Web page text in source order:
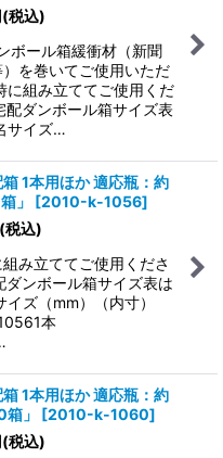
(税込)
ール箱緩衝材（新聞
を巻いてご使用いただ
に組み立ててご使用くだ
ダンボール箱サイズ表
イズ…
1本用ほか 適応瓶：約
」
[2010-k-1056]
(税込)
み立ててご使用くださ
ンボール箱サイズ表は
ズ（mm）（内寸）
本
1本用ほか 適応瓶：約
」
[2010-k-1060]
(税込)